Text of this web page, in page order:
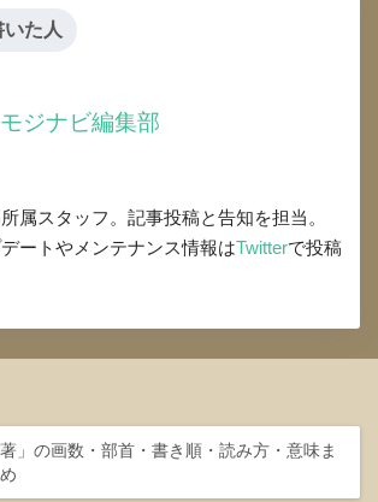
た人
モジナビ編集部
属スタッフ。記事投稿と告知を担当。
ートやメンテナンス情報はTwitterで投稿
著」の画数・部首・書き順・読み方・意味ま